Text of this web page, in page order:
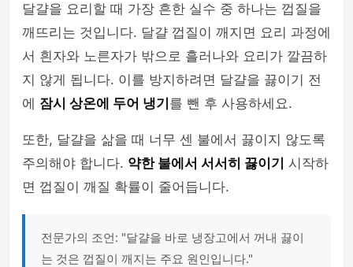
달걀을 요리할 때 가장 흔한 실수 중 하나는 껍질을
깨뜨리는 것입니다. 달걀 껍질이 깨지면 요리 과정에
서 흰자와 노른자가 밖으로 흘러나와 요리가 깔끔하
지 않게 됩니다. 이를 방지하려면 달걀을 끓이기 전
에 잠시 상온에 두어 냉기 를 뺀 후 사용하세요.
또한, 달걀을 삶을 때 너무 센 불에서 끓이지 않도록
주의해야 합니다. 약한 불에서 서서히 끓이기 시작하
면 껍질이 깨질 확률이 줄어듭니다.
전문가의 조언: "달걀을 바로 냉장고에서 꺼내 끓이
는 것은 껍질이 깨지는 주요 원인입니다."